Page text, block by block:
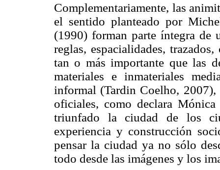
Complementariamente, las
el sentido planteado por
(1990) forman parte íntegra de
reglas, espacialidades,
tan o más importante que las
materiales e inmateriales
informal (Tardin Coelho,
oficiales, como declara
triunfado la ciudad de los
experiencia y construcción
pensar la ciudad ya no sólo
todo desde las imágenes y los